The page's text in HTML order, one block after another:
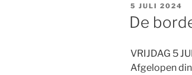
GEPLAATST
OP
5 JULI 2024
De
VRIJDAG 5
Afgelopen